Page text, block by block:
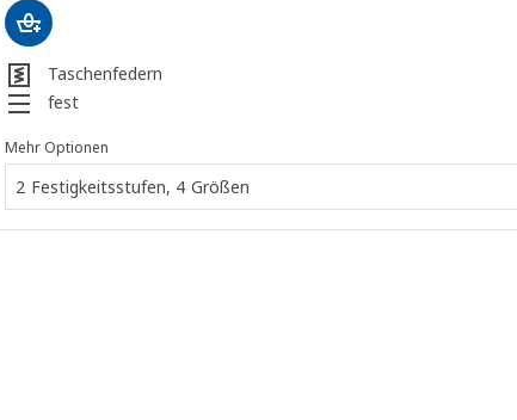
Taschenfedern
fest
Mehr Optionen
2 Festigkeitsstufen, 4 Größen